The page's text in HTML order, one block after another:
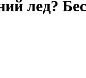
лед?